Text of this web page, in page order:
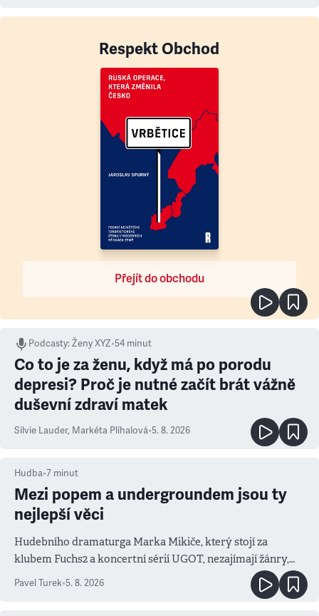
Respekt Obchod
Přejít do obchodu
Podcasty:Ženy XYZ•54 minut
Co to je za ženu, když má po porodu
depresi? Proč je nutné začít brát vážně
duševní zdraví matek
Silvie Lauder, Markéta Plíhalová•5. 8. 2026
Hudba•7 minut
Mezi popem a undergroundem jsou ty
nejlepší věci
Hudebního dramaturga Marka Mikiče, který stojí za
klubem Fuchs2 a koncertní sérií UGOT, nezajímají žánry,
ale atmosféra
Pavel Turek•5. 8. 2026